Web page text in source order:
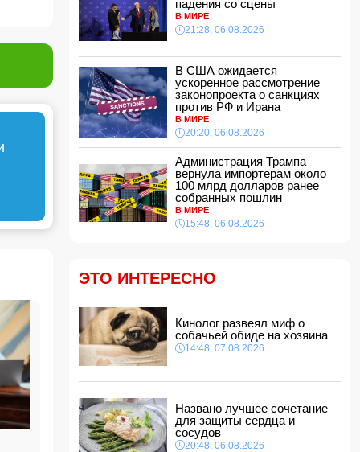
Звезда сборной Испании перейдет в
«Барселону»
ВС РФ поразили три судна с грузами для
ВСУ в Черном море
11:28, 07.08.2026
Во Флориде мужчина поймал 96 питонов и
выиграл 10 тысяч долларов
11:24, 07.08.2026
Том Холланд и Зендея тайно поженились
11:22, 07.08.2026
Трагедия в Тертере: пожилые супруги стали
жертвами поджога
11:16, 07.08.2026
В Бейлаганском районе продолжаются поиски
утонувшего в канале молодого мужчины
11:08, 07.08.2026
Трамп подписал указ о запрете "родильного
туризма" в США
11:00, 07.08.2026
Euractiv: Исландия попросила Брюссель не
вмешиваться в референдум по вопросу
членства в ЕС
10:48, 07.08.2026
падения со сцены
В МИРЕ
21:28, 06.08.2026
В США ожидается
ускоренное рассмотрение
законопроекта о санкциях
против РФ и Ирана
В МИРЕ
20:20, 06.08.2026
Администрация Трампа
вернула импортерам около
100 млрд долларов ранее
собранных пошлин
В МИРЕ
15:48, 06.08.2026
ЭТО ИНТЕРЕСНО
Кинолог развеял миф о
собачьей обиде на хозяина
14:48, 07.08.2026
Названо лучшее сочетание
для защиты сердца и
сосудов
20:48, 06.08.2026